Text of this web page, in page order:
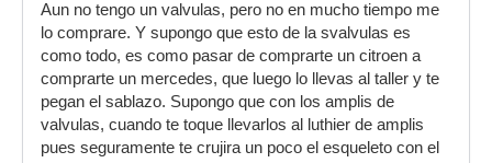
huelen las nubes? ...
por qué no me compraría un transistores!!!!
Saludos.
Aun no tengo un valvulas, pero no en mucho tiempo me
lo comprare. Y supongo que esto de la svalvulas es
como todo, es como pasar de comprarte un citroen a
comprarte un mercedes, que luego lo llevas al taller y te
pegan el sablazo. Supongo que con los amplis de
valvulas, cuando te toque llevarlos al luthier de amplis
pues seguramente te crujira un poco el esqueleto con el